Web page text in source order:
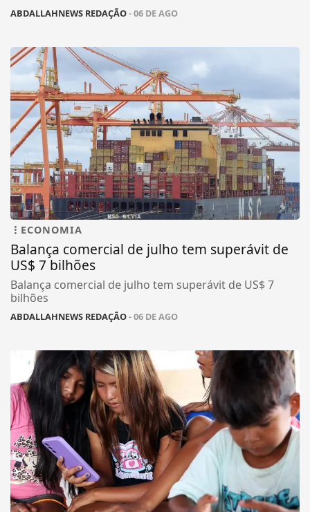
ABDALLAHNEWS REDAÇÃO- 06 DE AGO
ECONOMIA
Balança comercial de julho tem superávit de
US$ 7 bilhões
Balança comercial de julho tem superávit de US$ 7
bilhões
ABDALLAHNEWS REDAÇÃO- 06 DE AGO